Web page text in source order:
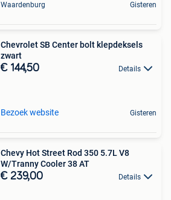
Waardenburg Gisteren
Chevrolet SB Center bolt klepdeksels
zwart
€ 144,50 Details
Bezoek website Gisteren
Chevy Hot Street Rod 350 5.7L V8
W/Tranny Cooler 38 AT
€ 239,00 Details